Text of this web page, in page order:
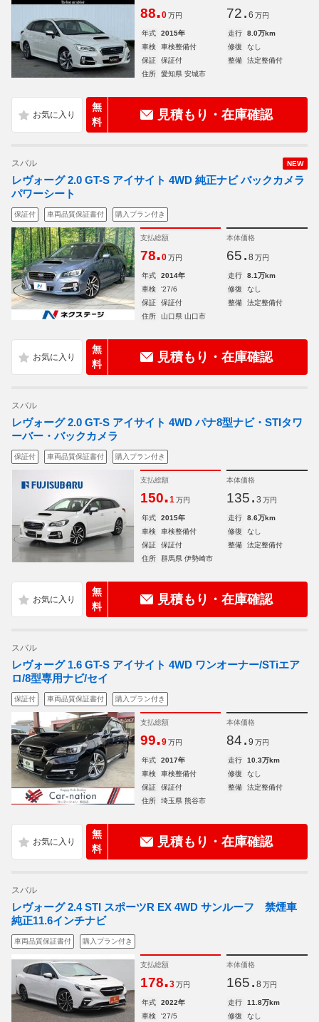
88.0 万円 72. 6 万円
年式 2015年 走行
8.0万km
車検
車検整備付 修復
なし
保証
保証付 整備
法定整備付
住所
愛知県 安城市
無
料
見積もり・在庫確認
NEW
スバル
レヴォーグ 2.0 GT-S アイサイト 4WD 純正ナビ バックカメラ
パワーシート
保証付 車両品質保証書付 購入プラン付き
支払総額
78.0 万円
本体価格
65. 8 万円
年式 2014年 走行
8.1万km
車検
'27/6 修復
なし
保証
保証付 整備
法定整備付
住所
山口県 山口市
無
料
見積もり・在庫確認
スバル
レヴォーグ 2.0 GT-S アイサイト 4WD パナ8型ナビ・STIタワ
ーバー・バックカメラ
保証付 車両品質保証書付 購入プラン付き
支払総額
150.1 万円
本体価格
135. 3 万円
年式 2015年 走行
8.6万km
車検
車検整備付 修復
なし
保証
保証付 整備
法定整備付
住所
群馬県 伊勢崎市
無
料
見積もり・在庫確認
スバル
レヴォーグ 1.6 GT-S アイサイト 4WD ワンオーナー/STiエア
ロ/8型専用ナビ/セイ
保証付 車両品質保証書付 購入プラン付き
支払総額
99.9 万円
本体価格
84. 9 万円
年式 2017年 走行
10.3万km
車検
車検整備付 修復
なし
保証
保証付 整備
法定整備付
住所
埼玉県 熊谷市
無
料
見積もり・在庫確認
スバル
レヴォーグ 2.4 STI スポーツR EX 4WD サンルーフ 禁煙車
純正11.6インチナビ
車両品質保証書付 購入プラン付き
支払総額
178.3 万円
本体価格
165. 8 万円
年式 2022年 走行
11.8万km
車検
'27/5 修復
なし